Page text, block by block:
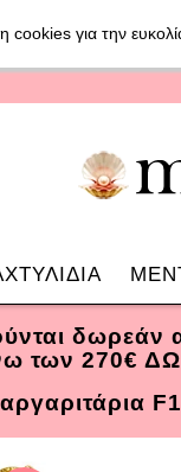
για την
των 270€